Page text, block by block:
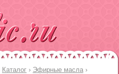
Каталог › Эфирные масла ›